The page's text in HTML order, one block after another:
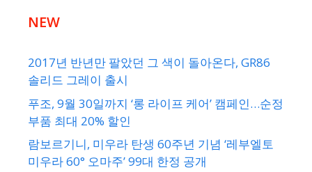
NEW
2017년 반년만 팔았던 그 색이 돌아온다, GR86
솔리드 그레이 출시
푸조, 9월 30일까지 ‘롱 라이프 케어’ 캠페인…순정
부품 최대 20% 할인
람보르기니, 미우라 탄생 60주년 기념 ‘레부엘토
미우라 60° 오마주’ 99대 한정 공개